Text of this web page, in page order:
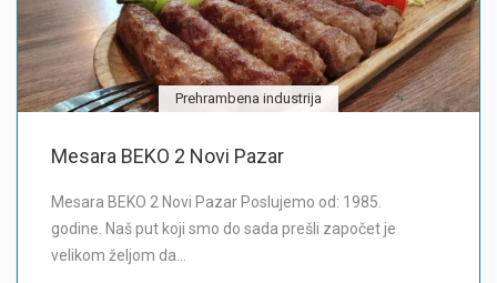
Prehrambena industrija
Mesara BEKO 2 Novi Pazar
Mesara BEKO 2 Novi Pazar Poslujemo od: 1985.
godine. Naš put koji smo do sada prešli započet je
velikom željom da…